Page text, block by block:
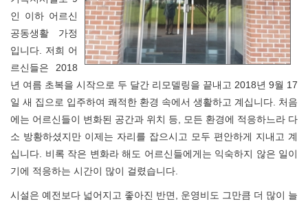
인 이하 어르신
공동생활 가정
입니다. 저희 어
르신들은 2018
년 여름 초복을 시작으로 두 달간 리모델링을 끝내고 2018년 9월 17
일 새 집으로 입주하여 쾌적한 환경 속에서 생활하고 계십니다. 처음
에는 어르신들이 변화된 공간과 위치 등, 모든 환경에 적응하느라 다
소 방황하셨지만 이제는 자리를 잡으시고 모두 편안하게 지내고 계
십니다. 비록 작은 변화라 해도 어르신들에게는 익숙하지 않은 일이
기에 적응하는 시간이 많이 걸렸습니다.
시설은 예전보다 넓어지고 좋아진 반면, 운영비도 그만큼 더 많이 늘